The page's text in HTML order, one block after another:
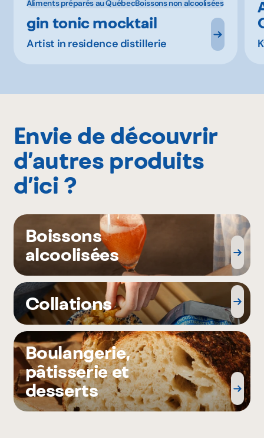
Aliments préparés au QuébecBoissons non alcoolisées
gin tonic mocktail
Artist in residence distillerie
Envie de découvrir
d’autres produits
d’ici ?
Boissons
alcoolisées
Collations
Boulangerie,
pâtisserie et
desserts